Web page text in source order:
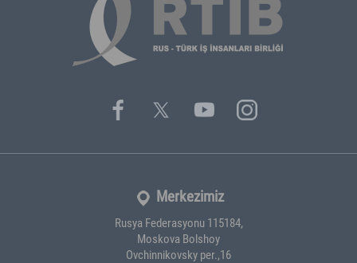
Merkezimiz
Rusya Federasyonu 115184,
Moskova Bolshoy
Ovchinnikovsky per.,16